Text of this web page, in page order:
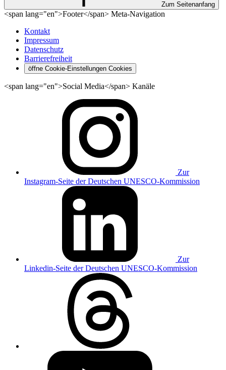
Zum Seitenanfang
<span lang="en">Footer</span> Meta-Navigation
Kontakt
Impressum
Datenschutz
Barrierefreiheit
öffne Cookie-Einstellungen Cookies
<span lang="en">Social Media</span> Kanäle
Zur
Instagram-Seite der Deutschen UNESCO-Kommission
Zur
Linkedin-Seite der Deutschen UNESCO-Kommission